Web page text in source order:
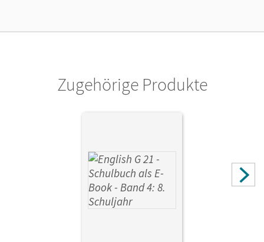
ein Jahr lang ergänzend zum Print-Titel nutzen möchten.
Cornelsen Verlag
Derkow-Disselbeck, Barbara; Abbey, Susan; Woppert, Allen
J.; Harger, Laurence; Christie, David
Zugehörige Produkte